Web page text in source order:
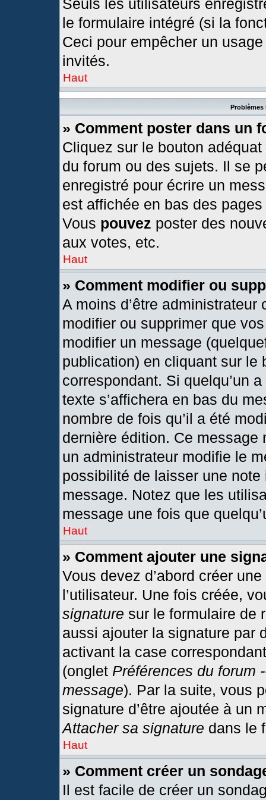
Seuls les utilisateurs
le formulaire intégré (si la
Ceci pour empêcher un
invités.
Haut
Problèmes
» Comment poster dans un
Cliquez sur le bouton
du forum ou des sujets. Il se
enregistré pour écrire un
est affichée en bas des
Vous pouvez poster des
aux votes, etc.
Haut
» Comment modifier ou
A moins d’être
modifier ou supprimer que
modifier un message
publication) en cliquant sur le
correspondant. Si quelqu’un
texte s’affichera en bas du
nombre de fois qu’il a été
dernière édition. Ce message
un administrateur modifie le
possibilité de laisser une
message. Notez que les
message une fois que
Haut
» Comment ajouter une
Vous devez d’abord créer
l’utilisateur. Une fois créée,
signature sur le formulaire de
aussi ajouter la signature par
activant la case
(onglet Préférences du forum
message). Par la suite, vous
signature d’être ajoutée à un
Attacher sa signature dans le
Haut
» Comment créer un
Il est facile de créer un